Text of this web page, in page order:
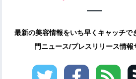
最新の美容情報をいち早くキャッチで
門ニュース/プレスリリース情報